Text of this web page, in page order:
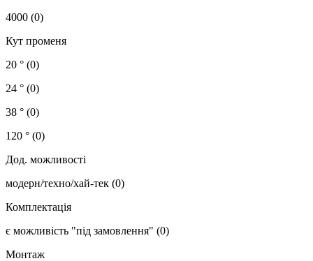
4000 (0)
Кут променя
20 ° (0)
24 ° (0)
38 ° (0)
120 ° (0)
Дод. можливості
модерн/техно/хай-тек (0)
Комплектація
є можливість "під замовлення" (0)
Монтаж